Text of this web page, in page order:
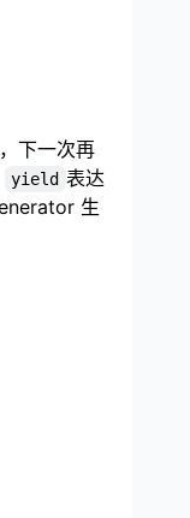
下一次再
yield 表达
生